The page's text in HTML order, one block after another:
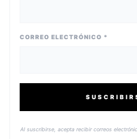
CORREO ELECTRÓNICO *
Al suscribirse, acepta recibir correos